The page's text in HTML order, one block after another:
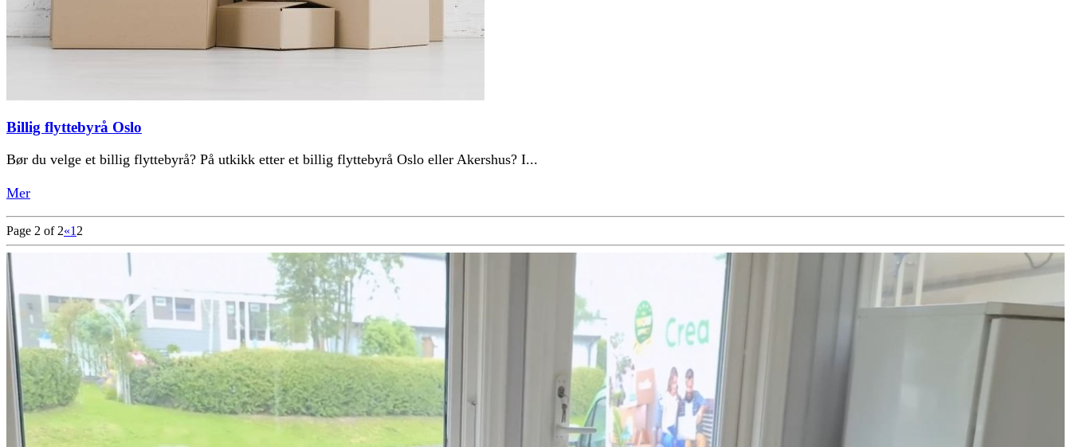
Billig flyttebyrå Oslo
Bør du velge et billig flyttebyrå? På utkikk etter et billig flyttebyrå Oslo eller Akershus? I...
Mer
Page 2 of 2«1 2